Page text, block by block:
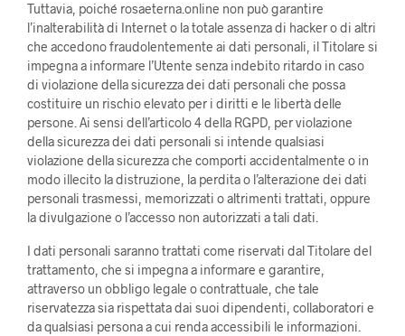
Tuttavia, poiché rosaeterna.online non può garantire
l’inalterabilità di Internet o la totale assenza di hacker o di altri
che accedono fraudolentemente ai dati personali, il Titolare si
impegna a informare l’Utente senza indebito ritardo in caso
di violazione della sicurezza dei dati personali che possa
costituire un rischio elevato per i diritti e le libertà delle
persone. Ai sensi dell’articolo 4 della RGPD, per violazione
della sicurezza dei dati personali si intende qualsiasi
violazione della sicurezza che comporti accidentalmente o in
modo illecito la distruzione, la perdita o l’alterazione dei dati
personali trasmessi, memorizzati o altrimenti trattati, oppure
la divulgazione o l’accesso non autorizzati a tali dati.
I dati personali saranno trattati come riservati dal Titolare del
trattamento, che si impegna a informare e garantire,
attraverso un obbligo legale o contrattuale, che tale
riservatezza sia rispettata dai suoi dipendenti, collaboratori e
da qualsiasi persona a cui renda accessibili le informazioni.